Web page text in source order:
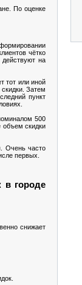
По оценке
чётко
на
тот или иной
Затем
пункт
500
объем скидки
Очень часто
первых.
в городе
снижает